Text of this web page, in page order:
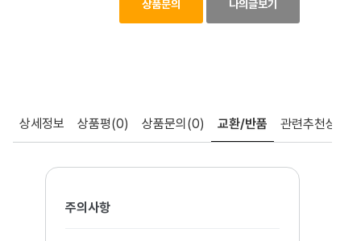
상품문의 나의글보기
상세정보 상품평(0) 상품문의 (0) 교환/반품 관련추천상품
주의사항